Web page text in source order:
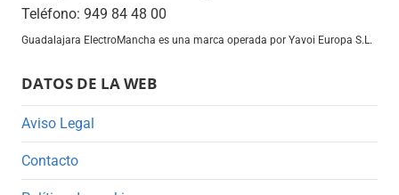
Teléfono: 949 84 48 00
Guadalajara ElectroMancha es una marca operada por Yavoi Europa S.L.
DATOS DE LA WEB
Aviso Legal
Contacto